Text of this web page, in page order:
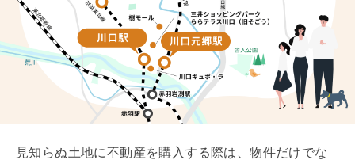
見知らぬ土地に不動産を購入する際は、物件だけでな